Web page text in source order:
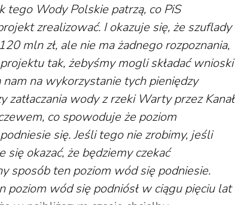
tego Wody Polskie patrzą, co PiS
zrealizować. I okazuje się, że szuflady
mln zł, ale nie ma żadnego rozpoznania,
tak, żebyśmy mogli składać wnioski
na wykorzystanie tych pieniędzy
wody z rzeki Warty przez Kanał
co spowoduje że poziom
się. Jeśli tego nie zrobimy, jeśli
okazać, że będziemy czekać
sposób ten poziom wód się podniesie.
wód się podniósł w ciągu pięciu lat